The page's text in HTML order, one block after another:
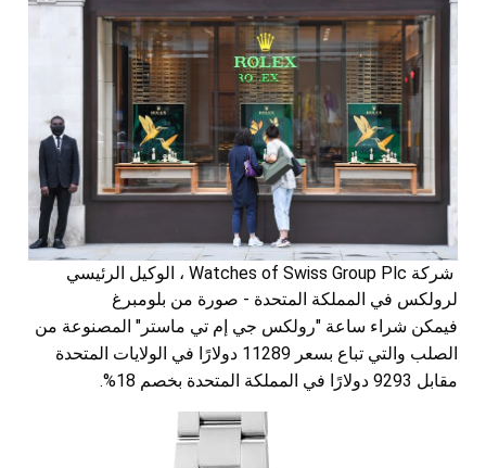
شركة Watches of Swiss Group Plc ، الوكيل الرئيسي
لرولكس في المملكة المتحدة - صورة من بلومبرغ
فيمكن شراء ساعة "رولكس جي إم تي ماستر" المصنوعة من
الصلب والتي تباع بسعر 11289 دولارًا في الولايات المتحدة
مقابل 9293 دولارًا في المملكة المتحدة بخصم 18%.